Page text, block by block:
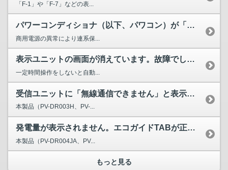
「F-1」や「F-7」などの表...
パワーコンディショナ（以下、パワコン）が「L-Err」また...
商用電源の異常により連系保...
表示ユニットの画面が消えています。故障でしょうか？[PV-...
一定時間操作をしないと自動...
受信ユニットに「無線通信できません」と表示されています。エ...
本製品（PV-DR003H、PV-...
発電量が表示されません。エコガイドTABが正常に動作してい...
本製品（PV-DR004JA、PV...
もっと見る